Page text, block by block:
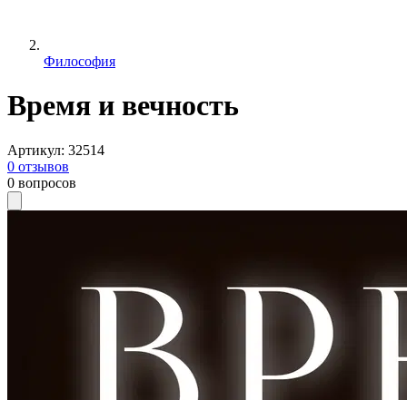
Философия
Время и вечность
Артикул: 32514
0 отзывов
0 вопросов